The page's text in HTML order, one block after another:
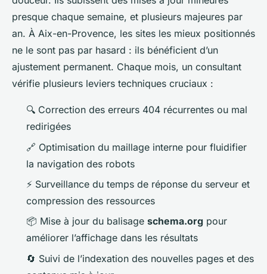
presque chaque semaine, et plusieurs majeures par
an. À Aix-en-Provence, les sites les mieux positionnés
ne le sont pas par hasard : ils bénéficient d’un
ajustement permanent. Chaque mois, un consultant
vérifie plusieurs leviers techniques cruciaux :
🔍 Correction des erreurs 404 récurrentes ou mal
redirigées
🔗 Optimisation du maillage interne pour fluidifier
la navigation des robots
⚡ Surveillance du temps de réponse du serveur et
compression des ressources
📦 Mise à jour du balisage schema.org pour
améliorer l’affichage dans les résultats
🔄 Suivi de l’indexation des nouvelles pages et des